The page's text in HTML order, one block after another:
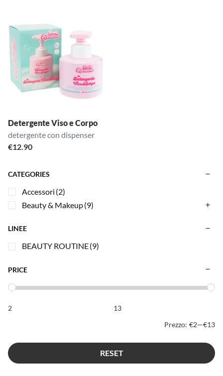
Detergente Viso e Corpo
detergente con dispenser
€12.90
CATEGORIES
Accessori (2)
Beauty & Makeup(9)
LINEE
BEAUTY ROUTINE(9)
PRICE
Prezzo: €2—€13
RESET